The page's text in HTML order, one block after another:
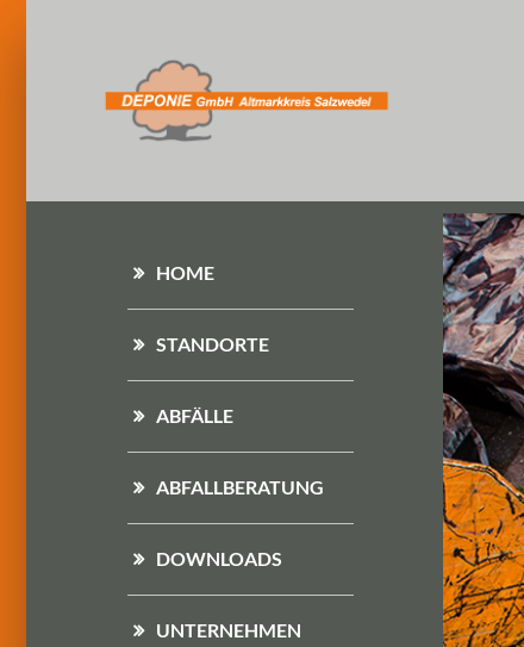
HOME
STANDORTE
ABFÄLLE
ABFALLBERATUNG
DOWNLOADS
UNTERNEHMEN